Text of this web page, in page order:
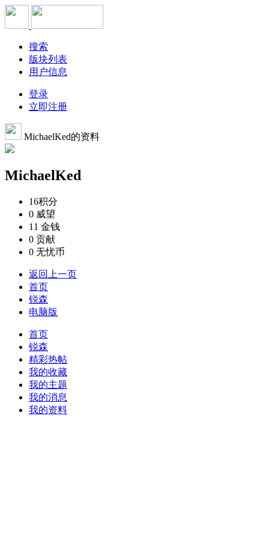
搜索
版块列表
用户信息
登录
立即注册
MichaelKed的资料
MichaelKed
16积分
0 威望
11 金钱
0 贡献
0 无忧币
返回上一页
首页
锐森
电脑版
首页
锐森
精彩热帖
我的收藏
我的主题
我的消息
我的资料